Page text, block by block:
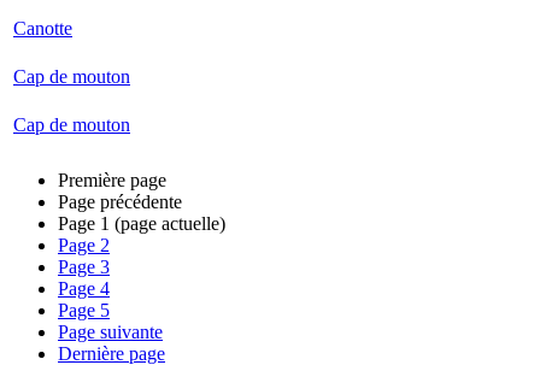
Canotte
Cap de mouton
Cap de mouton
Première page
Page précédente
Page 1 (page actuelle)
Page 2
Page 3
Page 4
Page 5
Page suivante
Dernière page